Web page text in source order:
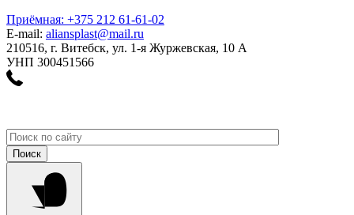
Приёмная: +375 212 61-61-02
E-mail: aliansplast@mail.ru
210516, г. Витебск, ул. 1-я Журжевская, 10 А
УНП 300451566